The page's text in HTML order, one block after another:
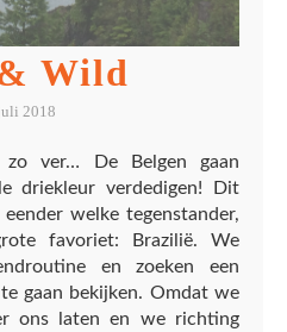
Wild
2018
ver… De Belgen gaan
driekleur verdedigen! Dit
welke tegenstander,
favoriet: Brazilië. We
en zoeken een
gaan bekijken. Omdat we
ons laten en we richting